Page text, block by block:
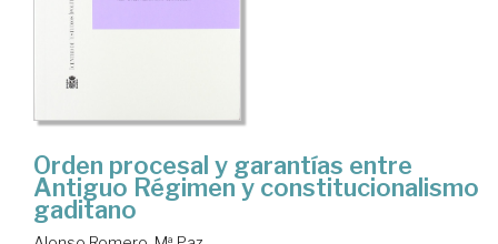
Orden procesal y garantías entre
Antiguo Régimen y constitucionalismo
gaditano